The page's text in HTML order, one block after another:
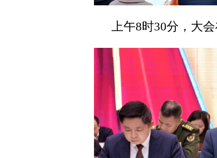
上午8时30分，大